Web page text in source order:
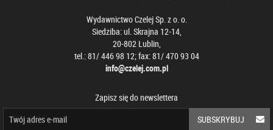
Wydawnictwo Czelej Sp. z o. o.
Siedziba: ul. Skrajna 12-14,
20-802 Lublin,
tel.: 81/ 446 98 12; fax: 81/ 470 93 04
info@czelej.com.pl
Zapisz się do newslettera
SUBSKRYBUJ